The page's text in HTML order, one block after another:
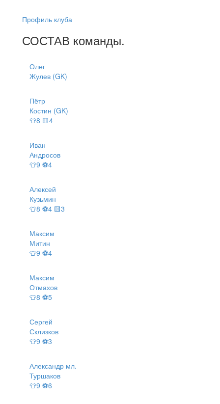
Профиль клуба
СОСТАВ команды.
Олег
Жулев (GK)
Пётр
Костин (GK)
👕8 🟨4
Иван
Андросов
👕9 ⚽4
Алексей
Кузьмин
👕8 ⚽4 🟨3
Максим
Митин
👕9 ⚽4
Максим
Отмахов
👕8 ⚽5
Сергей
Склизков
👕9 ⚽3
Александр мл.
Туршаков
👕9 ⚽6